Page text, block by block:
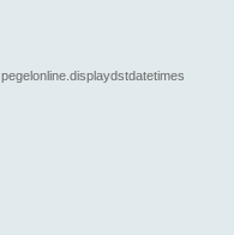
pegelonline.displaydstdatetimes